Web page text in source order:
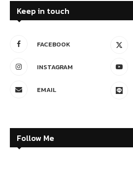
Keep in touch
FACEBOOK
INSTAGRAM
EMAIL
Follow Me